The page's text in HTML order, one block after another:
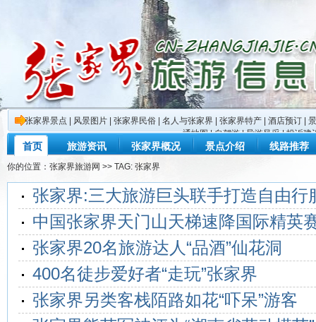
张家界景点 风景图片 张家界民俗 名人与张家界 张家界特产 酒店预订
通地图|自驾游|导游风采|投诉建
首页 旅游资讯 张家界概况 景点介绍 线路推荐
你的位置： 张家界旅游网 >> TAG: 张家界
张家界:三大旅游巨头联手打造自由行
中国张家界天门山天梯速降国际精英
张家界20名旅游达人“品酒”仙花洞
400名徒步爱好者“走玩”张家界
张家界另类客栈陌路如花“吓呆”游客